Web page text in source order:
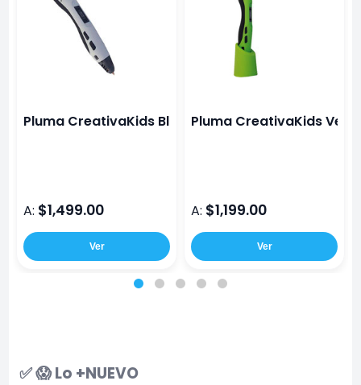
Pluma CreativaKids Blanco 3D Maker Kit 10M
A: $1,499.00
Ver
Pluma CreativaKids
A: $1,199.00
Ver
✅ 😱 Lo +NUEVO